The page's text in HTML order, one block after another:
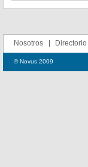
Nosotros Directorio
© Novus 2009